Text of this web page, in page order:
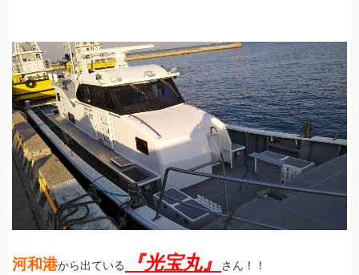
河和港から出ている 『光宝丸』 さん！！